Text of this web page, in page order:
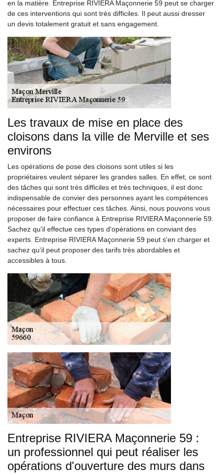
en la matière. Entreprise RIVIERA Maçonnerie 59 peut se charger
de ces interventions qui sont très difficiles. Il peut aussi dresser
un devis totalement gratuit et sans engagement.
Les travaux de mise en place des
cloisons dans la ville de Merville et ses
environs
Les opérations de pose des cloisons sont utiles si les
propriétaires veulent séparer les grandes salles. En effet, ce sont
des tâches qui sont très difficiles et très techniques, il est donc
indispensable de convier des personnes ayant les compétences
nécessaires pour effectuer ces tâches. Ainsi, nous pouvons vous
proposer de faire confiance à Entreprise RIVIERA Maçonnerie 59.
Sachez qu'il effectue ces types d'opérations en conviant des
experts. Entreprise RIVIERA Maçonnerie 59 peut s'en charger et
sachez qu'il peut proposer des tarifs très abordables et
accessibles à tous.
Entreprise RIVIERA Maçonnerie 59 :
un professionnel qui peut réaliser les
opérations d'ouverture des murs dans